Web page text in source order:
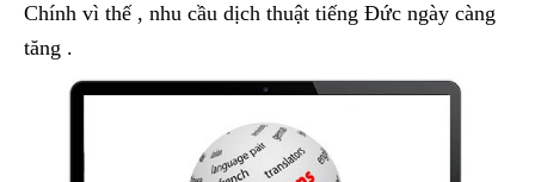
Chính vì thế , nhu cầu dịch thuật tiếng Đức ngày càng
tăng .